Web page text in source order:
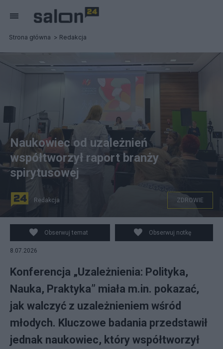
Strona główna Redakcja
Konferencja „Uzależnienia: Polityka, Nauka, Praktyka”
Naukowiec od uzależnień
współtworzył raport branży
spirytusowej
Redakcja ZDROWIE
Obserwuj temat Obserwuj notkę
8.07.2026
Konferencja „Uzależnienia: Polityka,
Nauka, Praktyka” miała m.in. pokazać,
jak walczyć z uzależnieniem wśród
młodych. Kluczowe badania przedstawił
jednak naukowiec, który współtworzył